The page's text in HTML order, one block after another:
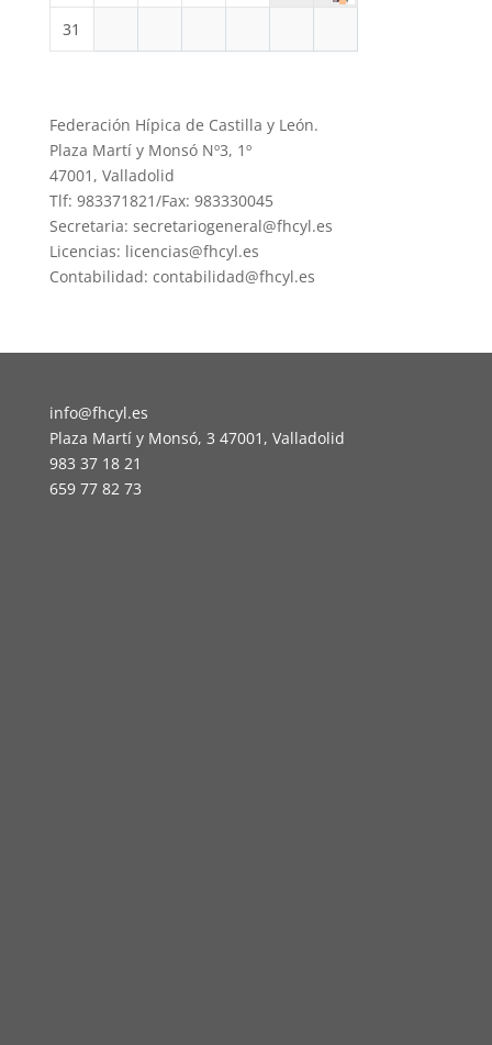
31
Federación Hípica de Castilla y León.
Plaza Martí y Monsó Nº3, 1º
47001, Valladolid
Tlf: 983371821/Fax: 983330045
Secretaria: secretariogeneral@fhcyl.es
Licencias: licencias@fhcyl.es
Contabilidad: contabilidad@fhcyl.es
info@fhcyl.es
Plaza Martí y Monsó, 3 47001, Valladolid
983 37 18 21
659 77 82 73